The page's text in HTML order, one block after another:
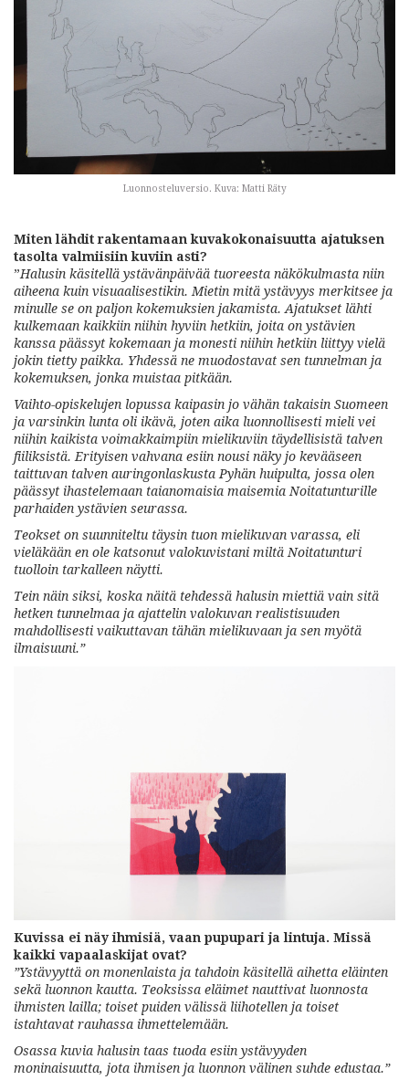
Luonnosteluversio. Kuva: Matti Räty
Miten lähdit rakentamaan kuvakokonaisuutta ajatuksen
tasolta valmiisiin kuviin asti?
”Halusin käsitellä ystävänpäivää tuoreesta näkökulmasta niin
aiheena kuin visuaalisestikin. Mietin mitä ystävyys merkitsee ja
minulle se on paljon kokemuksien jakamista. Ajatukset lähti
kulkemaan kaikkiin niihin hyviin hetkiin, joita on ystävien
kanssa päässyt kokemaan ja monesti niihin hetkiin liittyy vielä
jokin tietty paikka. Yhdessä ne muodostavat sen tunnelman ja
kokemuksen, jonka muistaa pitkään.
Vaihto-opiskelujen lopussa kaipasin jo vähän takaisin Suomeen
ja varsinkin lunta oli ikävä, joten aika luonnollisesti mieli vei
niihin kaikista voimakkaimpiin mielikuviin täydellisistä talven
fiiliksistä. Erityisen vahvana esiin nousi näky jo kevääseen
taittuvan talven auringonlaskusta Pyhän huipulta, jossa olen
päässyt ihastelemaan taianomaisia maisemia Noitatunturille
parhaiden ystävien seurassa.
Teokset on suunniteltu täysin tuon mielikuvan varassa, eli
vieläkään en ole katsonut valokuvistani miltä Noitatunturi
tuolloin tarkalleen näytti.
Tein näin siksi, koska näitä tehdessä halusin miettiä vain sitä
hetken tunnelmaa ja ajattelin valokuvan realistisuuden
mahdollisesti vaikuttavan tähän mielikuvaan ja sen myötä
ilmaisuuni.”
Kuvissa ei näy ihmisiä, vaan pupupari ja lintuja. Missä
kaikki vapaalaskijat ovat?
”Ystävyyttä on monenlaista ja tahdoin käsitellä aihetta eläinten
sekä luonnon kautta. Teoksissa eläimet nauttivat luonnosta
ihmisten lailla; toiset puiden välissä liihotellen ja toiset
istahtavat rauhassa ihmettelemään.
Osassa kuvia halusin taas tuoda esiin ystävyyden
moninaisuutta, jota ihmisen ja luonnon välinen suhde edustaa.”